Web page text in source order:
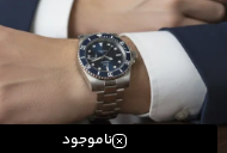
ناموجود